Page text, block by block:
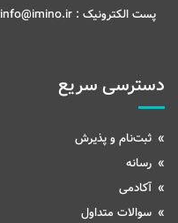
پست الکترونیک : info@imino.ir
دسترسی سریع
ثبت‌نام و پذیرش
رسانه
آکادمی
سوالات متداول